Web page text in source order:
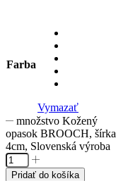
Farba
Vymazať
množstvo Kožený
opasok BROOCH, šírka
4cm, Slovenská výroba
Pridať do košíka